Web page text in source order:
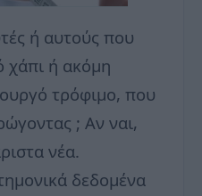
ή αυτούς που
χάπι ή ακόμη
τρόφιμο, που
; Αν ναι,
νέα.
δεδομένα